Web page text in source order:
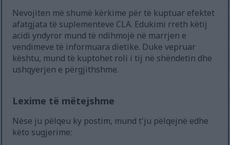
Nevojiten më shumë kërkime për të kuptuar efektet
afatgjata të suplementeve CLA. Edukimi rreth këtij
acidi yndyror mund të ndihmojë në marrjen e
vendimeve të informuara dietike. Duke vepruar
kështu, mund të kuptohet roli i tij në shëndetin dhe
ushqyerjen e përgjithshme.
Lexime të mëtejshme
Nëse ju pëlqeu ky postim, mund t'ju pëlqejnë edhe
këto sugjerime: